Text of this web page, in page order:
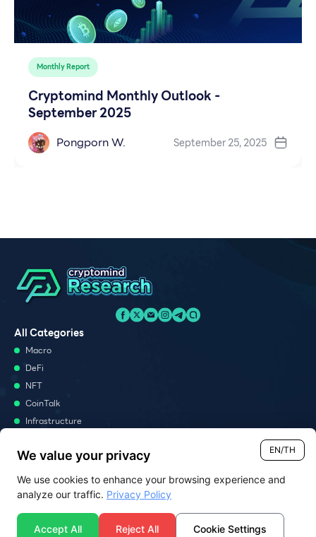
Monthly Report
Cryptomind Monthly Outlook -
September 2025
Pongporn W. September 25, 2025
All Categories
Macro
DeFi
NFT
CoinTalk
Infrastructure
Podcast
Monthly Report
Report
News Analysis
EN/TH
We value your privacy
We use cookies to enhance your browsing experience and
analyze our traffic. Privacy Policy
Accept All Reject All Cookie Settings